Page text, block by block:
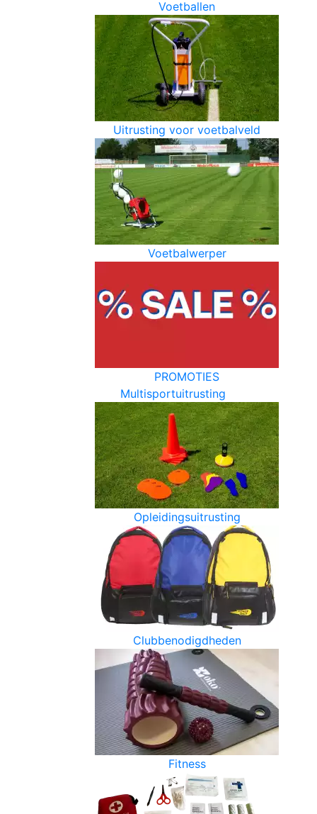
Voetballen
Uitrusting voor voetbalveld
Voetbalwerper
PROMOTIES
Multisportuitrusting
Opleidingsuitrusting
Clubbenodigdheden
Fitness